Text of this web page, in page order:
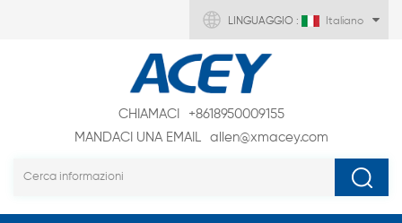
LINGUAGGIO : Italiano
CHIAMACI
+8618950009155
MANDACI UNA EMAIL
allen@xmacey.com